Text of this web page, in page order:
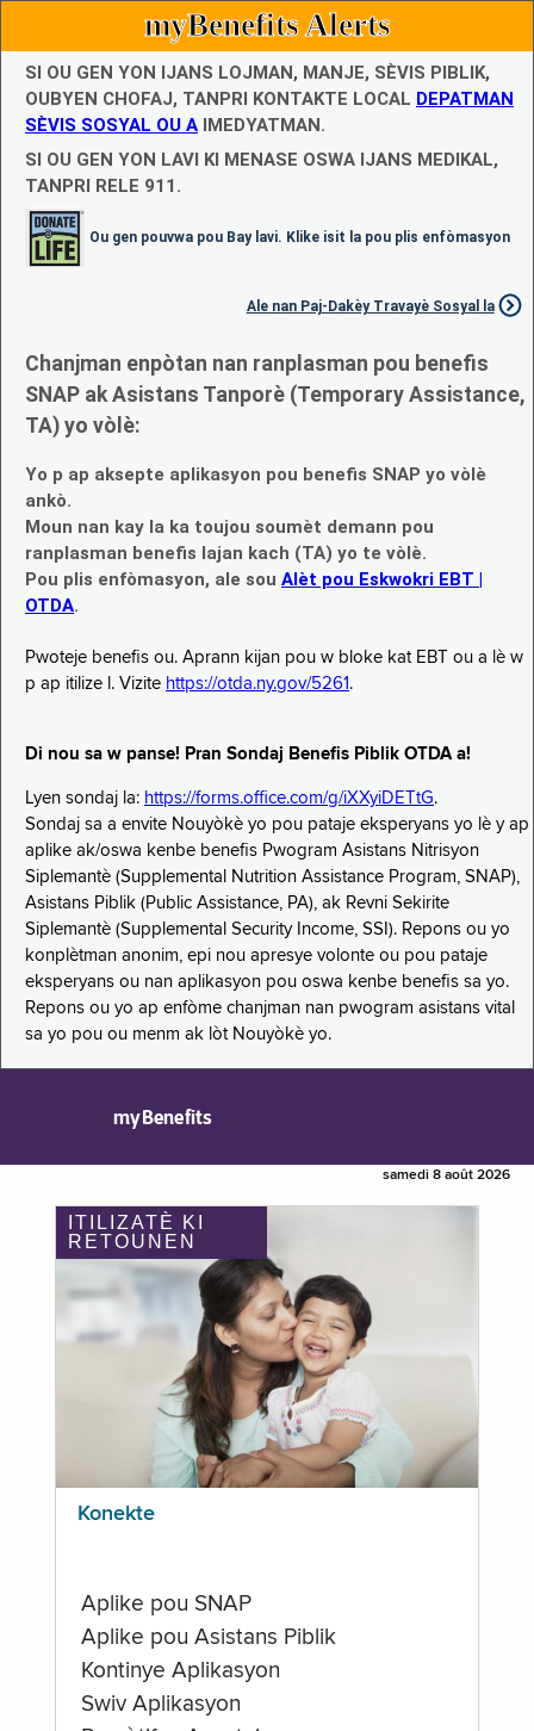
myBenefits Alerts
SI OU GEN YON IJANS LOJMAN, MANJE, SÈVIS PIBLIK,
OUBYEN CHOFAJ, TANPRI KONTAKTE LOCAL DEPATMAN
SÈVIS SOSYAL OU A IMEDYATMAN.
SI OU GEN YON LAVI KI MENASE OSWA IJANS MEDIKAL,
TANPRI RELE 911.
Ou gen pouvwa pou Bay lavi. Klike isit la pou plis enfòmasyon
Ale nan Paj-Dakèy Travayè Sosyal la
Chanjman enpòtan nan ranplasman pou benefis
SNAP ak Asistans Tanporè (Temporary Assistance,
TA) yo vòlè:
Yo p ap aksepte aplikasyon pou benefis SNAP yo vòlè
ankò.
Moun nan kay la ka toujou soumèt demann pou
ranplasman benefis lajan kach (TA) yo te vòlè.
Pou plis enfòmasyon, ale sou Alèt pou Eskwokri EBT |
OTDA.
Pwoteje benefis ou. Aprann kijan pou w bloke kat EBT ou a lè w
p ap itilize l. Vizite https://otda.ny.gov/5261 .
Di nou sa w panse! Pran Sondaj Benefis Piblik OTDA a!
Lyen sondaj la: https://forms.office.com/g/iXXyiDETtG.
Sondaj sa a envite Nouyòkè yo pou pataje eksperyans yo lè y ap
aplike ak/oswa kenbe benefis Pwogram Asistans Nitrisyon
Siplemantè (Supplemental Nutrition Assistance Program, SNAP),
Asistans Piblik (Public Assistance, PA), ak Revni Sekirite
Siplemantè (Supplemental Security Income, SSI). Repons ou yo
konplètman anonim, epi nou apresye volonte ou pou pataje
eksperyans ou nan aplikasyon pou oswa kenbe benefis sa yo.
Repons ou yo ap enfòme chanjman nan pwogram asistans vital
sa yo pou ou menm ak lòt Nouyòkè yo.
myBenefits
samedi 8 août 2026
ITILIZATÈ KI
RETOUNEN
Konekte
Aplike pou SNAP
Aplike pou Asistans Piblik
Kontinye Aplikasyon
Swiv Aplikasyon